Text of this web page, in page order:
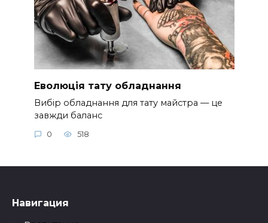
Еволюція тату обладнання
Вибір обладнання для тату майстра — це
завжди баланс
0 518
Навигация